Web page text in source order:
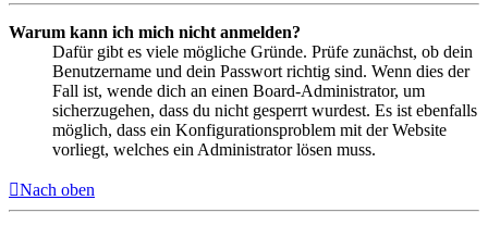
Warum kann ich mich nicht anmelden?
Dafür gibt es viele mögliche Gründe. Prüfe zunächst, ob dein
Benutzername und dein Passwort richtig sind. Wenn dies der
Fall ist, wende dich an einen Board-Administrator, um
sicherzugehen, dass du nicht gesperrt wurdest. Es ist ebenfalls
möglich, dass ein Konfigurationsproblem mit der Website
vorliegt, welches ein Administrator lösen muss.
Nach oben